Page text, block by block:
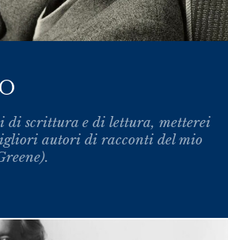
di scrittura e di lettura, metterei
autori di racconti del mio